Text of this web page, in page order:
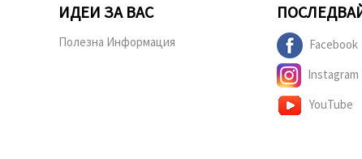
ИДЕИ ЗА ВАС
Полезна Информация
Facebook
Instagram
YouTube